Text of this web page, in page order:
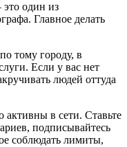
это один из
Главное делать
тому городу, в
Если у вас нет
людей оттуда
активны в сети. Ставьте
подписывайтесь
соблюдать лимиты,